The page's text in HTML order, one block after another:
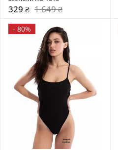
329 ₴ 1 649 ₴
- 80%